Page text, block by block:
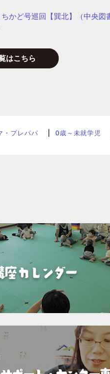
かど号巡回【巽北】（中央図
はこちら
・プレパパ 0歳～未就学児